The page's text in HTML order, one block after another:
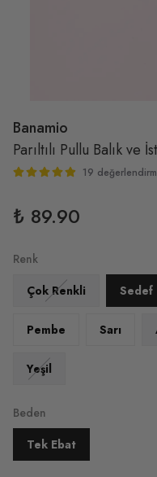
Banamio
Parıltılı Pullu Balık
19
₺ 89.90
Renk
Çok Renkli
Sedef
Pembe Sarı
Yeşil
Beden
Tek Ebat